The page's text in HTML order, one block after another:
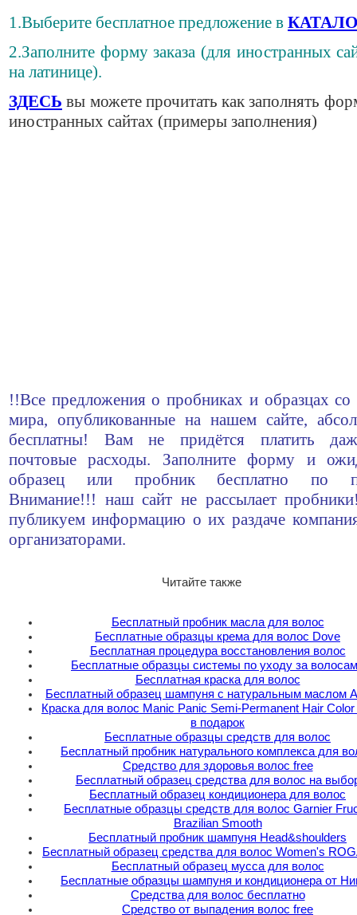
1.Выберите бесплатное предложение в
2.Заполните форму заказа (для иностранных
на латинице).
ЗДЕСЬ вы можете прочитать как заполнять
иностранных сайтах (примеры заполнения)
!!Все предложения о пробниках и образцах со
мира, опубликованные на нашем сайте,
бесплатны! Вам не придётся платить
почтовые расходы. Заполните форму и
образец или пробник бесплатно по
Внимание!!! наш сайт не рассылает
публикуем информацию о их раздаче
организаторами.
Читайте также
Бесплатный пробник масла для волос
Бесплатные образцы крема для волос Dove
Бесплатная процедура восстановления волос
Бесплатные образцы системы по уходу за
Бесплатная краска для волос
Бесплатный образец шампуня с натуральным маслом
Краска для волос Manic Panic Semi-Permanent Hair
в подарок
Бесплатные образцы средств для волос
Бесплатный пробник натурального комплекса для
Средство для здоровья волос free
Бесплатный образец средства для волос на
Бесплатный образец кондиционера для волос
Бесплатные образцы средств для волос Garnier
Brazilian Smooth
Бесплатный пробник шампуня Head&shoulders
Бесплатный образец средства для волос Women's
Бесплатный образец мусса для волос
Бесплатные образцы шампуня и кондиционера от
Средства для волос бесплатно
Средство от выпадения волос free